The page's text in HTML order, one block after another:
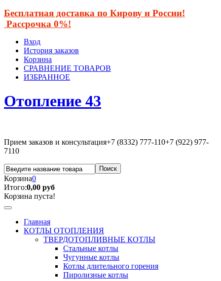
Бесплатная доставка по Кирову и России!
Рассрочка 0%!
Вход
История заказов
Корзина
СРАВНЕНИЕ ТОВАРОВ
ИЗБРАННОЕ
Отопление 43
Прием заказов и консультация+7 (8332) 777-110+7 (922) 977-
7110
Корзина0
Итого:0,00 руб
Корзина пуста!
Главная
КОТЛЫ ОТОПЛЕНИЯ
ТВЕРДОТОПЛИВНЫЕ КОТЛЫ
Стальные котлы
Чугунные котлы
Котлы длительного горения
Пиролизные котлы